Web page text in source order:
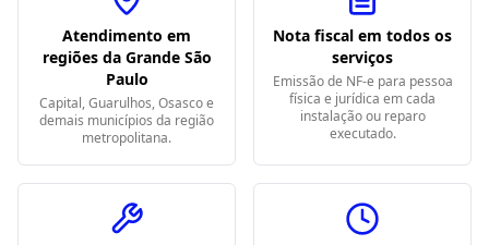
Atendimento em
regiões da Grande São
Paulo
Capital, Guarulhos, Osasco e
demais municípios da região
metropolitana.
Nota fiscal em todos os
serviços
Emissão de NF-e para pessoa
física e jurídica em cada
instalação ou reparo
executado.